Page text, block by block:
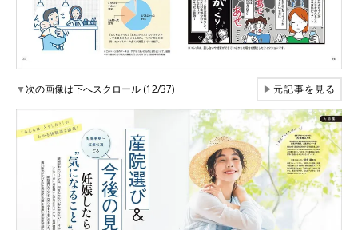
▼次の画像は下へスクロール (12/37) ▶元記事を見る